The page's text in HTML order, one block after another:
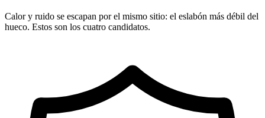
Calor y ruido se escapan por el mismo sitio: el eslabón más débil del
hueco. Estos son los cuatro candidatos.